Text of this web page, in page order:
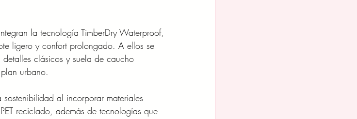
la tecnología TimberDry Waterproof,
ligero y confort prolongado. A ellos se
clásicos y suela de caucho
urbano.
al incorporar materiales
reciclado, además de tecnologías que